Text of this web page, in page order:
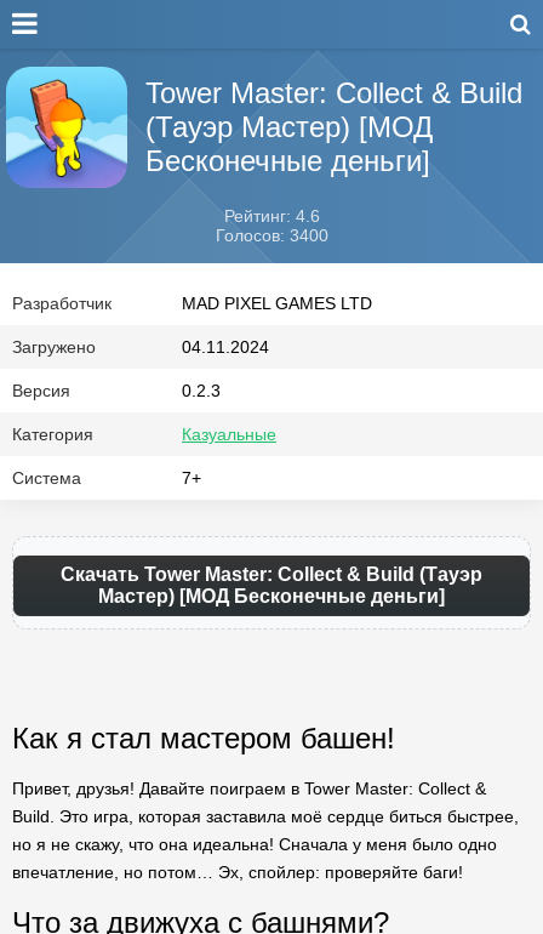
Tower Master: Collect & Build
(Тауэр Мастер) [МОД
Бесконечные деньги]
Рейтинг: 4.6
Голосов: 3400
Разработчик MAD PIXEL GAMES LTD
Загружено 04.11.2024
Версия 0.2.3
Категория Казуальные
Система 7+
Скачать Tower Master: Collect & Build (Тауэр
Мастер) [МОД Бесконечные деньги]
Как я стал мастером башен!
Привет, друзья! Давайте поиграем в Tower Master: Collect &
Build. Это игра, которая заставила моё сердце биться быстрее,
но я не скажу, что она идеальна! Сначала у меня было одно
впечатление, но потом… Эх, спойлер: проверяйте баги!
Что за движуха с башнями?